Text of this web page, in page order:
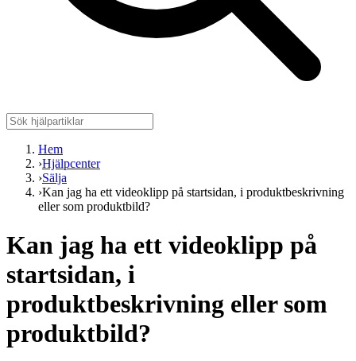
Hem
›Hjälpcenter
›Sälja
›Kan jag ha ett videoklipp på startsidan, i produktbeskrivning
eller som produktbild?
Kan jag ha ett videoklipp på
startsidan, i
produktbeskrivning eller som
produktbild?